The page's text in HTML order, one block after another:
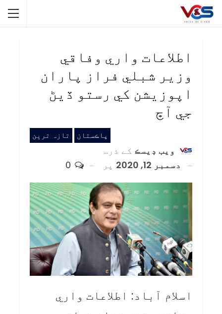
اطلاعات واري وفاقي
وزير شبلي فراز پاران
اپوزيشن کي رستو ڏيڻ
جي آڇ
پاڪستان تازہ ترین
ويب ڊيسڪ کے ذریعہ
دسمبر 12, 2020
پر
اسلام آباد: اطلاعات واري